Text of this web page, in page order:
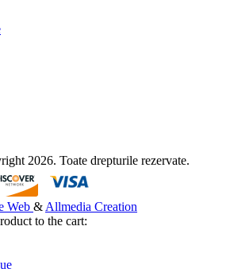
2026. Toate drepturile rezervate.
Web & Allmedia Creation
to the cart: